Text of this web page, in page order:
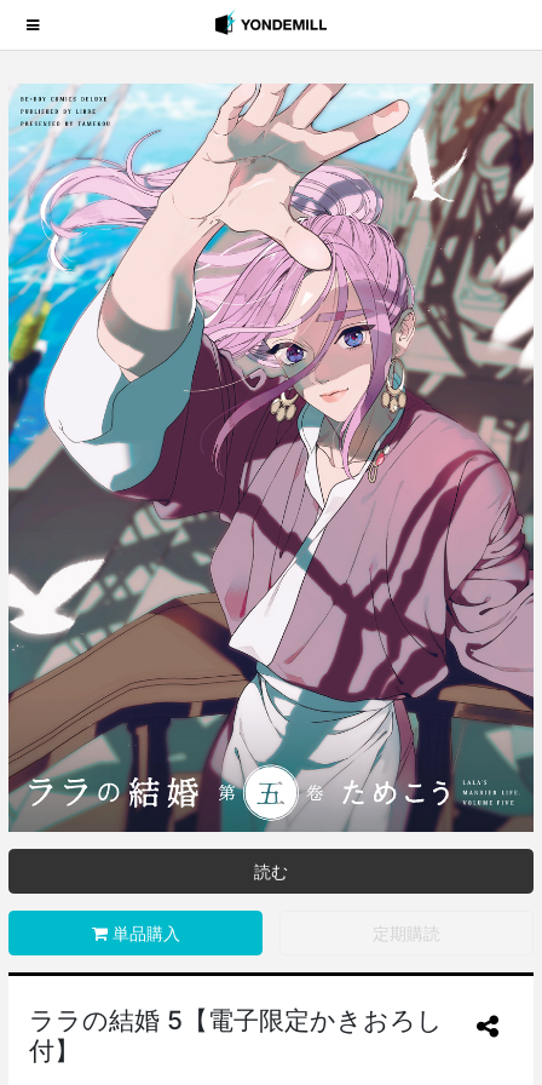
読む
単品購入 定期購読
ララの結婚 5【電子限定かきおろし
付】